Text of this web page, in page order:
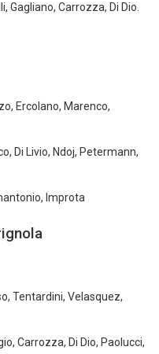
Gagliano, Carrozza, Di Dio.
Ercolano, Marenco,
Di Livio, Ndoj, Petermann,
Improta
Tentardini, Velasquez,
Carrozza, Di Dio, Paolucci,